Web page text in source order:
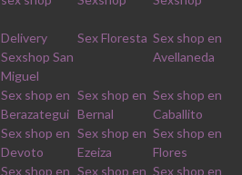
Delivery
Sexshop San
Miguel
Sex Floresta Sex shop en
Avellaneda
Sex shop en
Berazategui
Sex shop en
Bernal
Sex shop en
Caballito
Sex shop en
Devoto
Sex shop en
Ezeiza
Sex shop en
Flores
Sex shop en Sex shop en Sex shop en